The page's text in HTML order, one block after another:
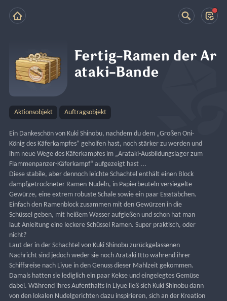
Fertig-Ramen der Ar
ataki-Bande
Aktionsobjekt Auftragsobjekt
Ein Dankeschön von Kuki Shinobu, nachdem du dem „Großen Oni-
König des Käferkampfes“ geholfen hast, noch stärker zu werden und
ihm neue Wege des Käferkampfes im „Arataki-Ausbildungslager zum
Flammenpanzer-Käferkampf“ aufgezeigt hast ...
Diese stabile, aber dennoch leichte Schachtel enthält einen Block
dampfgetrockneter Ramen-Nudeln, in Papierbeuteln versiegelte
Gewürze, eine extrem robuste Schale sowie ein paar Essstäbchen.
Einfach den Ramenblock zusammen mit den Gewürzen in die
Schüssel geben, mit heißem Wasser aufgießen und schon hat man
laut Anleitung eine leckere Schüssel Ramen. Super praktisch, oder
nicht?
Laut der in der Schachtel von Kuki Shinobu zurückgelassenen
Nachricht sind jedoch weder sie noch Arataki Itto während ihrer
Schiffsreise nach Liyue in den Genuss dieser Mahlzeit gekommen.
Damals hatten sie lediglich ein paar Kekse und eingelegtes Gemüse
dabei. Während ihres Aufenthalts in Liyue ließ sich Kuki Shinobu dann
von den lokalen Nudelgerichten dazu inspirieren, sich an der Kreation